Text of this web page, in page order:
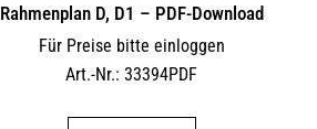
Rahmenplan D, D1 – PDF-Download
Für Preise bitte einloggen
Art.-Nr.: 33394PDF